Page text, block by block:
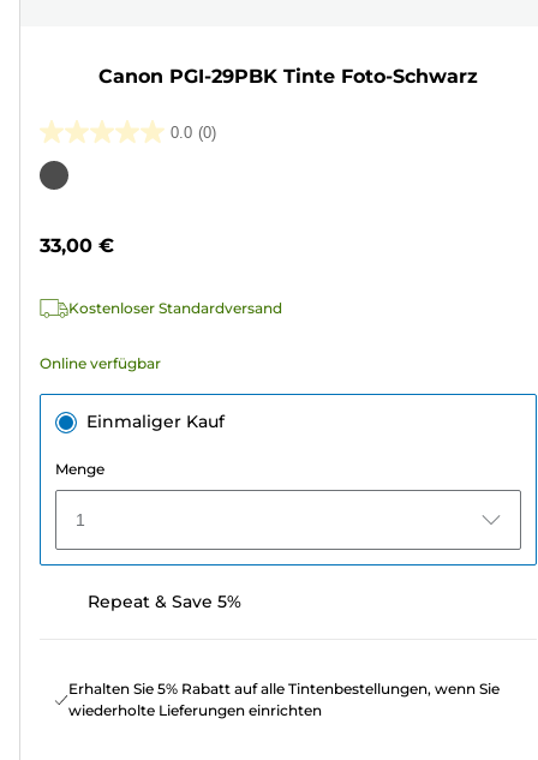
Canon PGI-29PBK Tinte Foto-Schwarz
0.0 (0)
0.0
von
Farbpatrone
33,00 €
Kostenloser Standardversand
Online verfügbar
Einmaliger Kauf
Menge
1
Repeat & Save 5%
Erhalten Sie 5% Rabatt auf alle Tintenbestellungen, wenn Sie
wiederholte Lieferungen einrichten